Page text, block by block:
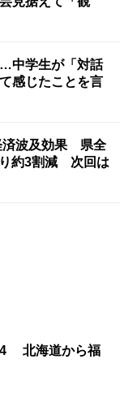
中学生が「対話
感じたことを言
済波及効果 県全
約3割減 次回は
4 北海道から福